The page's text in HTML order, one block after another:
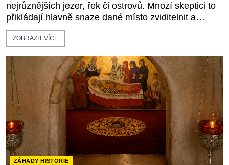
nejrůznějších jezer, řek či ostrovů. Mnozí skeptici to
přikládají hlavně snaze dané místo zviditelnit a
přitáhnout k němu pozornost záhadám nakloněných
turistů. Je to také případ kyperského tvora jménem
ukrývat nějaký pravdivý základ? V blízkosti Mysu
Greco, jak se přez
ZOBRAZIT VÍCE
ZÁHADY HISTORIE